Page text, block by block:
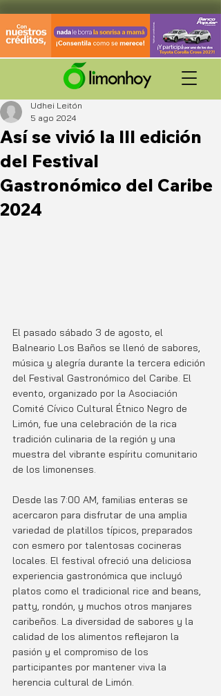
Así se vivió la III edición
del Festival
Gastronómico del Caribe
2024
Udhei Leitón
5 ago 2024
El pasado sábado 3 de agosto, el
Balneario Los Baños se llenó de sabores,
música y alegría durante la tercera edición
del Festival Gastronómico del Caribe. El
evento, organizado por la Asociación
Comité Cívico Cultural Étnico Negro de
Limón, fue una celebración de la rica
tradición culinaria de la región y una
muestra del vibrante espíritu comunitario
de los limonenses.
Desde las 7:00 AM, familias enteras se
acercaron para disfrutar de una amplia
variedad de platillos típicos, preparados
con esmero por talentosas cocineras
locales. El festival ofreció una deliciosa
experiencia gastronómica que incluyó
platos como el tradicional rice and beans,
patty, rondón, y muchos otros manjares
caribeños. La diversidad de sabores y la
calidad de los alimentos reflejaron la
pasión y el compromiso de los
participantes por mantener viva la
herencia cultural de Limón.